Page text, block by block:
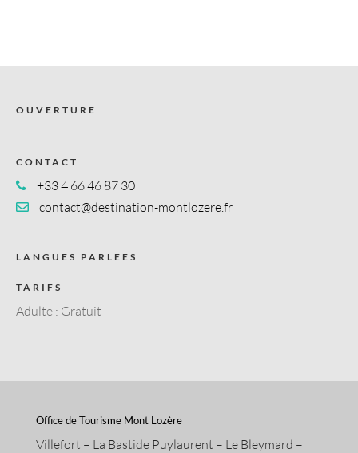
OUVERTURE
CONTACT
+33 4 66 46 87 30
contact@destination-montlozere.fr
LANGUES PARLEES
TARIFS
Adulte : Gratuit
Office de Tourisme Mont Lozère
Villefort – La Bastide Puylaurent – Le Bleymard –